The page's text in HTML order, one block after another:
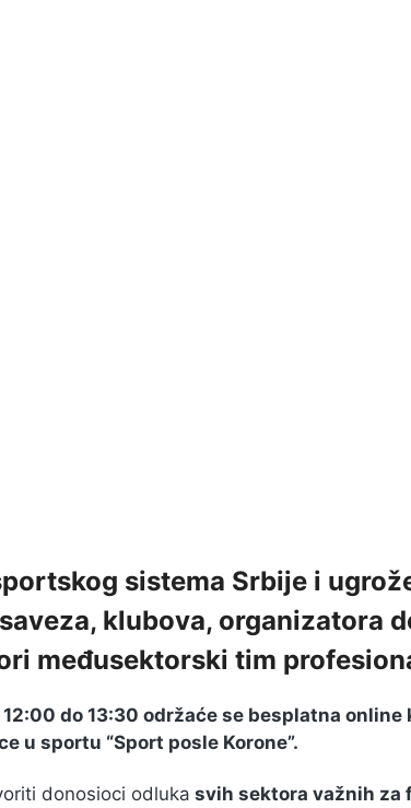
sistema Srbije i
klubova, organizatora
međusektorski tim
12:00 do 13:30 održaće se besplatna
u sportu “Sport posle Korone”.
donosioci odluka svih sektora važnih za